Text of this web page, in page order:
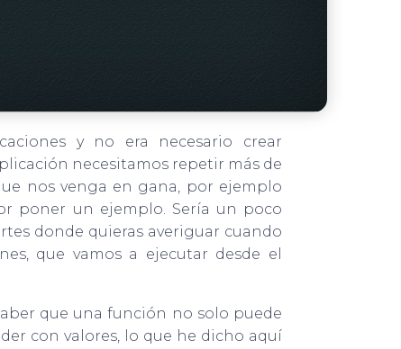
y no era necesario crear
necesitamos repetir más de
nos venga en gana, por ejemplo
poner un ejemplo. Sería un poco
donde quieras averiguar cuando
que vamos a ejecutar desde el
que una función no solo puede
con valores, lo que he dicho aquí